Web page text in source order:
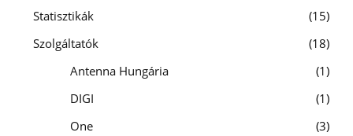
Statisztikák
15
Szolgáltatók
18
Antenna Hungária
1
DIGI
1
One
3